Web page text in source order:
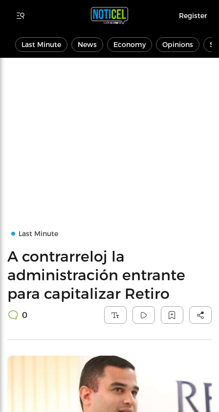
Register
Last Minute News Economy Opinions
Last Minute
A contrarreloj la
administración entrante
para capitalizar Retiro
0